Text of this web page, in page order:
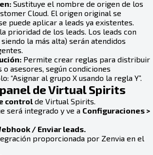
Sustituye el nombre de origen de los
Cloud. El origen original se
puede aplicar a leads ya existentes.
prioridad de los leads. Los leads con
la más alta) serán atendidos
Permite crear reglas para distribuir
asesores, según condiciones
“Asignar al grupo X usando la regla Y”.
de Virtual Spirits
control de Virtual Spirits.
será integrado y ve a Configuraciones >
/ Enviar leads.
proporcionada por Zenvia en el